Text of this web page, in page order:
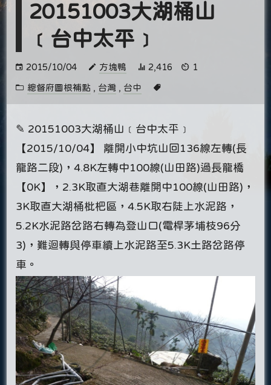
20151003大湖桶山
﹝台中太平﹞
2015/10/04 方塊鴨 2,416 1
總督府圖根補點 , 台灣 , 台中
✎ 20151003大湖桶山﹝台中太平﹞
【2015/10/04】 離開小中坑山回136線左轉(長
龍路二段)，4.8K左轉中100線(山田路)過長龍橋
【0K】，2.3K取直大湖巷離開中100線(山田路)，
3K取直大湖桶枇杷區，4.5K取右陡上水泥路，
5.2K水泥路岔路右轉為登山口(電桿茅埔枝96分
3)，難迴轉與停車續上水泥路至5.3K土路岔路停
車。